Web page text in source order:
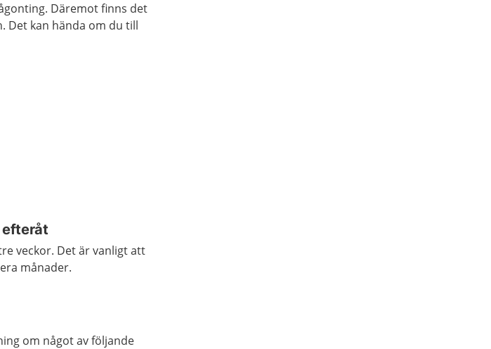
Däremot finns det
Det kan hända om du till
efteråt
veckor. Det är vanligt att
månader.
om något av följande